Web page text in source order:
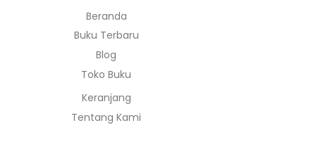
Beranda
Buku Terbaru
Blog
Toko Buku
Keranjang
Tentang Kami